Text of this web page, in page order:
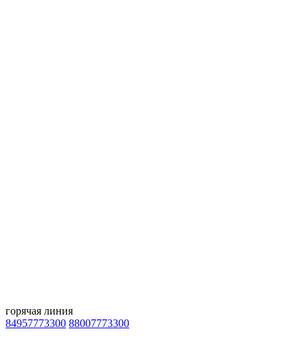
горячая линия
84957773300 88007773300